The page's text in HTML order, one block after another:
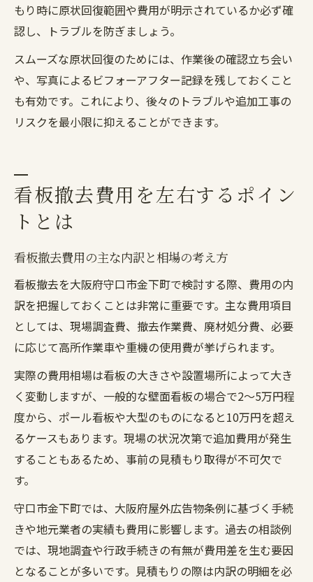
もり時に原状回復範囲や費用が明示されているか必ず確
認し、トラブルを防ぎましょう。
スムーズな原状回復のためには、作業後の確認立ち会い
や、写真によるビフォーアフター記録を残しておくこと
も有効です。これにより、後々のトラブルや追加工事の
リスクを最小限に抑えることができます。
看板撤去費用を左右するポイン
トとは
看板撤去費用の主な内訳と相場の考え方
看板撤去を大阪府守口市金下町で検討する際、費用の内
訳を把握しておくことは非常に重要です。主な費用項目
としては、現場調査費、撤去作業費、廃材処分費、必要
に応じて高所作業車や重機の使用費が挙げられます。
実際の費用相場は看板の大きさや設置場所によって大き
く変動しますが、一般的な壁面看板の場合で2～5万円程
度から、ポール看板や大型のものになると10万円を超え
るケースもあります。現場の状況次第で追加費用が発生
することもあるため、事前の見積もり取得が不可欠で
す。
守口市金下町では、大阪府屋外広告物条例に基づく手続
きや地元業者の実績も費用に影響します。過去の相談例
では、現地調査や行政手続きの有無が費用差を生む要因
となることが多いです。見積もりの際は内訳の明細を必